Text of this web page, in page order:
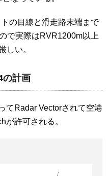
の目線と滑走路末端まで
で実際はRVR1200m以上
しい。
計画
てRadar Vectorされて空港
が許可される。